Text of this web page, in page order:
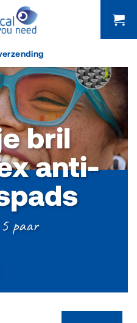
15:00 besteld, morgen in
bril
anti-
paar